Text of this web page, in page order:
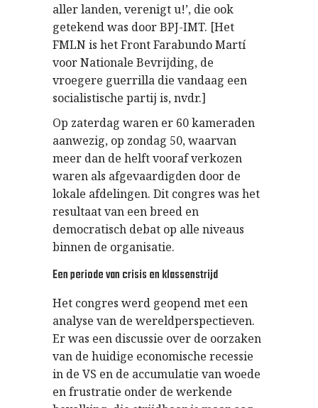
aller landen, verenigt u!’, die ook
getekend was door BPJ-IMT. [Het
FMLN is het Front Farabundo Martí
voor Nationale Bevrijding, de
vroegere guerrilla die vandaag een
socialistische partij is, nvdr.]
Op zaterdag waren er 60 kameraden
aanwezig, op zondag 50, waarvan
meer dan de helft vooraf verkozen
waren als afgevaardigden door de
lokale afdelingen. Dit congres was het
resultaat van een breed en
democratisch debat op alle niveaus
binnen de organisatie.
Een periode van crisis en klassenstrijd
Het congres werd geopend met een
analyse van de wereldperspectieven.
Er was een discussie over de oorzaken
van de huidige economische recessie
in de VS en de accumulatie van woede
en frustratie onder de werkende